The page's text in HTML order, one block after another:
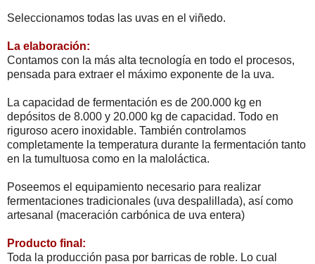
Seleccionamos todas las uvas en el viñedo.
La elaboración:
Contamos con la más alta tecnología en todo el procesos,
pensada para extraer el máximo exponente de la uva.
La capacidad de fermentación es de 200.000 kg en
depósitos de 8.000 y 20.000 kg de capacidad. Todo en
riguroso acero inoxidable. También controlamos
completamente la temperatura durante la fermentación tanto
en la tumultuosa como en la maloláctica.
Poseemos el equipamiento necesario para realizar
fermentaciones tradicionales (uva despalillada), así como
artesanal (maceración carbónica de uva entera)
Producto final:
Toda la producción pasa por barricas de roble. Lo cual